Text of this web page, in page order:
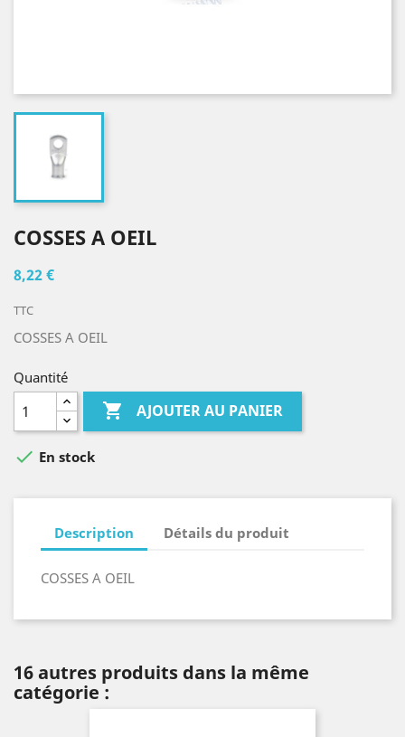
COSSES A OEIL
8,22 €
TTC
COSSES A OEIL
Quantité
 AJOUTER AU PANIER
 En stock
Description Détails du produit
COSSES A OEIL
16 autres produits dans la même
catégorie :